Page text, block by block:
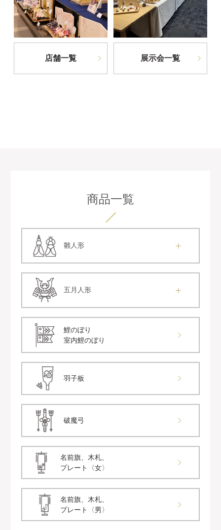
店舗一覧 展示会一覧
商品一覧
雛人形
五月人形
鯉のぼり
室内鯉のぼり
羽子板
破魔弓
名前旗、木札、
プレート〈女〉
名前旗、木札、
プレート〈男〉